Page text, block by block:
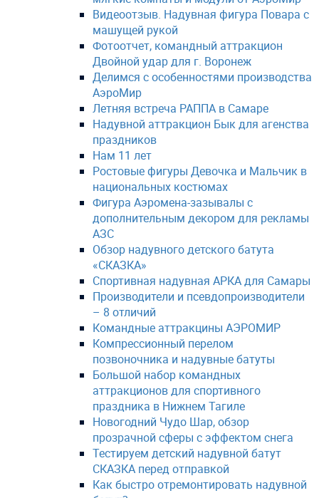
Видеоотзыв. Надувная фигура Повара с
машущей рукой
Фотоотчет, командный аттракцион
Двойной удар для г. Воронеж
Делимся с особенностями производства
АэроМир
Летняя встреча РАППА в Самаре
Надувной аттракцион Бык для агенства
праздников
Нам 11 лет
Ростовые фигуры Девочка и Мальчик в
национальных костюмах
Фигура Аэромена-зазывалы с
дополнительным декором для рекламы
АЗС
Обзор надувного детского батута
«СКАЗКА»
Спортивная надувная АРКА для Самары
Производители и псевдопроизводители
– 8 отличий
Командные аттракцины АЭРОМИР
Компрессионный перелом
позвоночника и надувные батуты
Большой набор командных
аттракционов для спортивного
праздника в Нижнем Тагиле
Новогодний Чудо Шар, обзор
прозрачной сферы с эффектом снега
Тестируем детский надувной батут
СКАЗКА перед отправкой
Как быстро отремонтировать надувной